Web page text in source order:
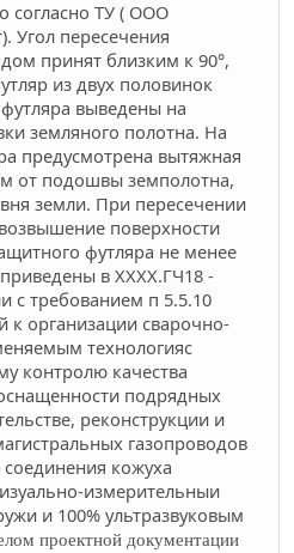
согласно ТУ ( ООО
Угол пересечения
принят близким к 90°,
из двух половинок
выведены на
земляного полотна. На
предусмотрена вытяжная
м от подошвы земполотна,
земли. При пересечении
поверхности
футляра не менее
в ХХХХ.ГЧ18 -
с требованием п 5.5.10
организации сварочно-
технологияс
контролю качества
подрядных
реконструкции и
газопроводов
кожуха
измерительныи
и 100% ультразвуковым
проектной документации